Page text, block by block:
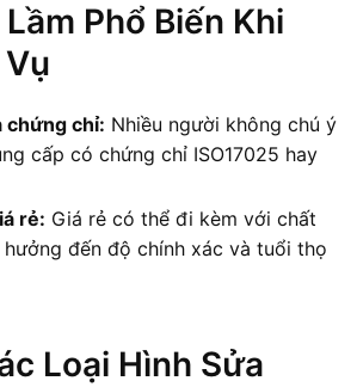
Phổ Biến Khi
chứng chỉ: Nhiều người không chú ý
cấp có chứng chỉ ISO17025 hay
rẻ: Giá rẻ có thể đi kèm với chất
hưởng đến độ chính xác và tuổi thọ
Loại Hình Sửa